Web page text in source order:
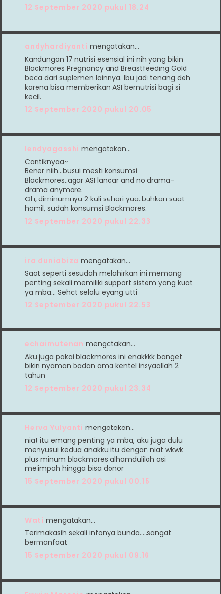
12 September 2020 pukul 18.24
andyhardiyanti mengatakan…
Kandungan 17 nutrisi esensial ini nih yang bikin
Blackmores Pregnancy and Breastfeeding Gold
beda dari suplemen lainnya. Ibu jadi tenang deh
karena bisa memberikan ASI bernutrisi bagi si
kecil.
12 September 2020 pukul 20.05
lendyagasshi mengatakan…
Cantiknyaa~
Bener niih...busui mesti konsumsi
Blackmores..agar ASI lancar and no drama-
drama anymore.
Oh, diminumnya 2 kali sehari yaa..bahkan saat
hamil, sudah konsumsi Blackmores.
12 September 2020 pukul 22.33
ira duniabiza mengatakan…
Saat seperti sesudah melahirkan ini memang
penting sekali memiliki support sistem yang kuat
ya mba... Sehat selalu eyang utti
12 September 2020 pukul 22.53
echaimutenan mengatakan…
Aku juga pakai blackmores ini enakkkk banget
bikin nyaman badan ama kentel insyaallah 2
tahun
12 September 2020 pukul 23.34
Herva Yulyanti mengatakan…
niat itu emang penting ya mba, aku juga dulu
menyusui kedua anakku itu dengan niat wkwk
plus minum blackmores alhamdulilah asi
melimpah hingga bisa donor
15 September 2020 pukul 00.15
Wati mengatakan…
Terimakasih sekali infonya bunda.....sangat
bermanfaat
15 September 2020 pukul 09.16